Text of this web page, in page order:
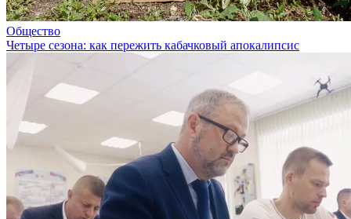
Общество
Четыре сезона: как пережить кабачковый апокалипсис